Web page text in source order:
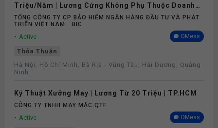
Triệu/Năm | Lương Cứng Không Phụ Thuộc Doanh
Số
TỔNG CÔNG TY CP BẢO HIỂM NGÂN HÀNG ĐẦU TƯ VÀ PHÁT
TRIỂN VIỆT NAM - BIC
Active OMess
Thỏa Thuận
Hà Nội, Hồ Chí Minh, Bà Rịa - Vũng Tàu, Hải Dương, Quảng
Ninh
Kỹ Thuật Xưởng May | Lương Từ 20 Triệu | TP.HCM
CÔNG TY TNHH MAY MẶC QTF
Active OMess